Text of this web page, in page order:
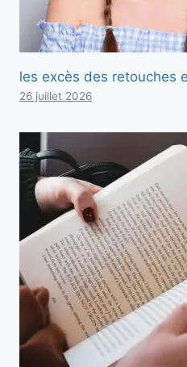
les excès des retouches
26 juillet 2026